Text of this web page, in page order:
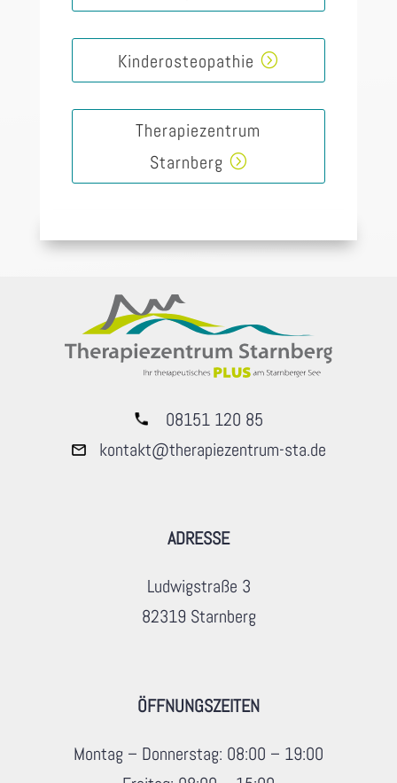
Kinderosteopathie
Therapiezentrum
Starnberg
ADRESSE
Ludwigstraße 3
82319 Starnberg
08151 120 85
kontakt@therapiezentrum-sta.de
ÖFFNUNGSZEITEN
Montag – Donnerstag: 08:00 – 19:00